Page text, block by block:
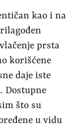
kao i na
prsta
korišćene
daje iste
Dostupne
što su
u vidu